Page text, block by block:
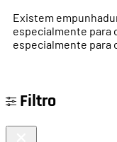
Existem
especialmente para
especialmente para
Filtro